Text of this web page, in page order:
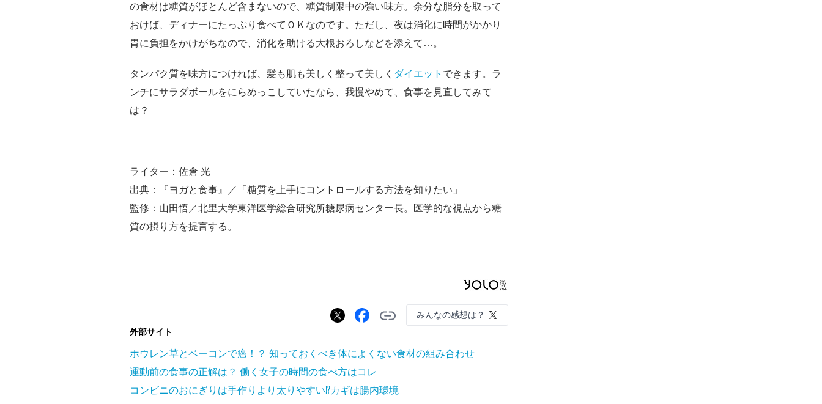
の食材は糖質がほとんど含まないので、糖質制限中の強い味方。余分な脂分を取って
おけば、ディナーにたっぷり食べてＯＫなのです。ただし、夜は消化に時間がかかり
胃に負担をかけがちなので、消化を助ける大根おろしなどを添えて…。
タンパク質を味方につければ、髪も肌も美しく整って美しく ダイエット できます。ラ
ンチにサラダボールをにらめっこしていたなら、我慢やめて、食事を見直してみて
は？
ライター：佐倉 光
出典：『ヨガと食事』／「糖質を上手にコントロールする方法を知りたい」
監修：山田悟／北里大学東洋医学総合研究所糖尿病センター長。医学的な視点から糖
質の摂り方を提言する。
みんなの感想は？
外部サイト
ホウレン草とベーコンで癌！？ 知っておくべき体によくない食材の組み合わせ
運動前の食事の正解は？ 働く女子の時間の食べ方はコレ
コンビニのおにぎりは手作りより太りやすい⁉カギは腸内環境